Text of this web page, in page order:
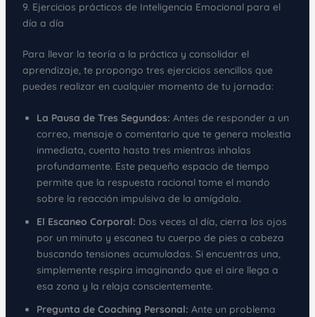
9. Ejercicios prácticos de Inteligencia Emocional para el
día a día
Para llevar la teoría a la práctica y consolidar el
aprendizaje, te propongo tres ejercicios sencillos que
puedes realizar en cualquier momento de tu jornada:
La Pausa de Tres Segundos: Antes de responder a un
correo, mensaje o comentario que te genera molestia
inmediata, cuenta hasta tres mientras inhalas
profundamente. Este pequeño espacio de tiempo
permite que la respuesta racional tome el mando
sobre la reacción impulsiva de la amígdala.
El Escaneo Corporal: Dos veces al día, cierra los ojos
por un minuto y escanea tu cuerpo de pies a cabeza
buscando tensiones acumuladas. Si encuentras una,
simplemente respira imaginando que el aire llega a
esa zona y la relaja conscientemente.
Pregunta de Coaching Personal: Ante un problema